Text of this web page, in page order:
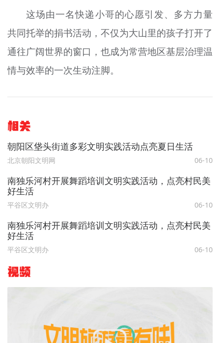
这场由一名快递小哥的心愿引发、多方力量
共同托举的捐书活动，不仅为大山里的孩子打开了
通往广阔世界的窗口，也成为常营地区基层治理温
情与效率的一次生动注脚。
相关
朝阳区垡头街道多彩文明实践活动点亮夏日生活
北京朝阳文明网 06-10
南独乐河村开展舞蹈培训文明实践活动，点亮村民美
好生活
平谷区文明办 06-10
南独乐河村开展舞蹈培训文明实践活动，点亮村民美
好生活
平谷区文明办 06-10
视频